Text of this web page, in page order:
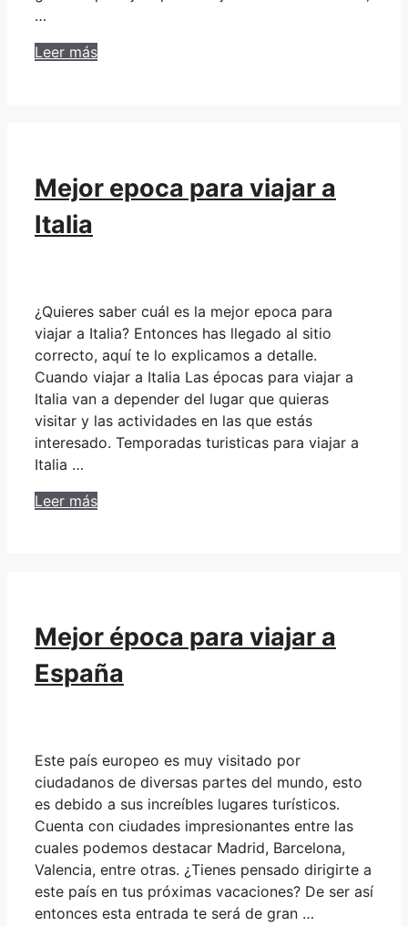
…
Leer más
Mejor epoca para viajar a
Italia
¿Quieres saber cuál es la mejor epoca para
viajar a Italia? Entonces has llegado al sitio
correcto, aquí te lo explicamos a detalle.
Cuando viajar a Italia Las épocas para viajar a
Italia van a depender del lugar que quieras
visitar y las actividades en las que estás
interesado. Temporadas turisticas para viajar a
Italia …
Leer más
Mejor época para viajar a
España
Este país europeo es muy visitado por
ciudadanos de diversas partes del mundo, esto
es debido a sus increíbles lugares turísticos.
Cuenta con ciudades impresionantes entre las
cuales podemos destacar Madrid, Barcelona,
Valencia, entre otras. ¿Tienes pensado dirigirte a
este país en tus próximas vacaciones? De ser así
entonces esta entrada te será de gran …